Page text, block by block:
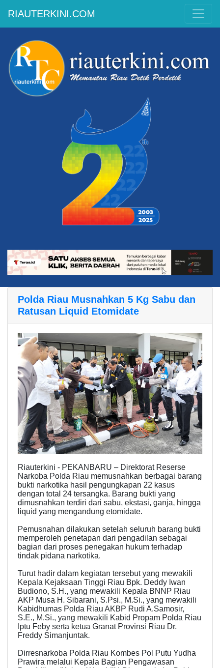
RIAUTERKINI.COM
Polda Riau Musnahkan 5 Kg Sabu dan
Ratusan Liquid Etomidate
Riauterkini - PEKANBARU – Direktorat Reserse
Narkoba Polda Riau memusnahkan berbagai barang
bukti narkotika hasil pengungkapan 22 kasus
dengan total 24 tersangka. Barang bukti yang
dimusnahkan terdiri dari sabu, ekstasi, ganja, hingga
liquid yang mengandung etomidate.
Pemusnahan dilakukan setelah seluruh barang bukti
memperoleh penetapan dari pengadilan sebagai
bagian dari proses penegakan hukum terhadap
tindak pidana narkotika.
Turut hadir dalam kegiatan tersebut yang mewakili
Kepala Kejaksaan Tinggi Riau Bpk. Deddy Iwan
Budiono, S.H., yang mewakili Kepala BNNP Riau
AKP Musa H. Sibarani, S.Psi., M.Si., yang mewakili
Kabidhumas Polda Riau AKBP Rudi A.Samosir,
S.E., M.Si., yang mewakili Kabid Propam Polda Riau
Iptu Feby serta ketua Granat Provinsi Riau Dr.
Freddy Simanjuntak.
Dirresnarkoba Polda Riau Kombes Pol Putu Yudha
Prawira melalui Kepala Bagian Pengawasan